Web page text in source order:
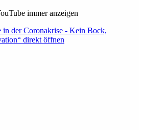
immer anzeigen
in der Coronakrise - Kein Bock,
direkt öffnen